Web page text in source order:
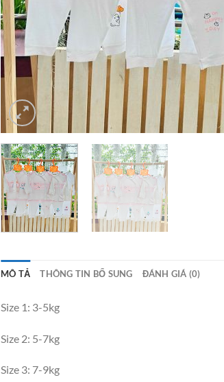
MÔ TẢ THÔNG TIN BỔ SUNG ĐÁNH GIÁ (0)
Size 1: 3-5kg
Size 2: 5-7kg
Size 3: 7-9kg